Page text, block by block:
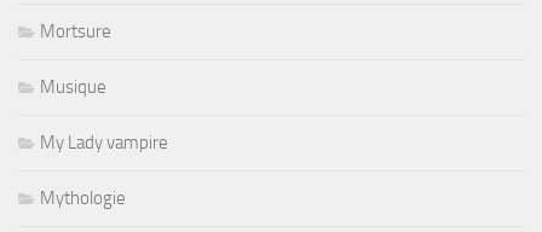
Mortsure
Musique
My Lady vampire
Mythologie